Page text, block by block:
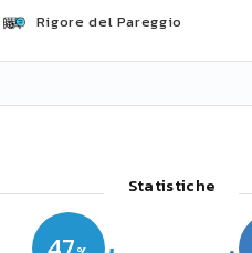
Rigore del Pareggio
Statistiche